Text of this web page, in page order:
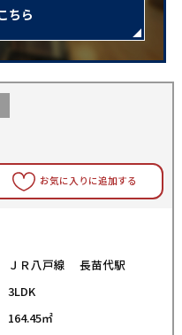
ちら
お気に入りに追加する
ＪＲ八戸線 長苗代駅
3LDK
164.45㎡